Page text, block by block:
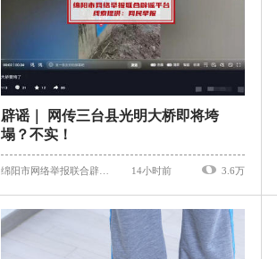
辟谣｜ 网传三台县光明大桥即将垮
塌？不实！
14小时前 3.6万